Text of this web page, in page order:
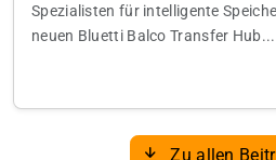
Spezialisten für intelligente
neuen Bluetti Balco Transfer Hub...
Zu allen